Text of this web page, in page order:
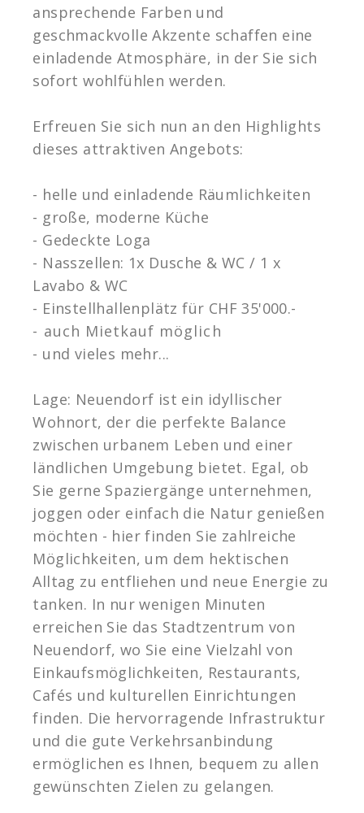
ansprechende Farben und
geschmackvolle Akzente schaffen eine
einladende Atmosphäre, in der Sie sich
sofort wohlfühlen werden.
Erfreuen Sie sich nun an den Highlights
dieses attraktiven Angebots:
- helle und einladende Räumlichkeiten
- große, moderne Küche
- Gedeckte Loga
- Nasszellen: 1x Dusche & WC / 1 x
Lavabo & WC
- Einstellhallenplätz für CHF 35'000.-
- auch Mietkauf möglich
- und vieles mehr...
Lage: Neuendorf ist ein idyllischer
Wohnort, der die perfekte Balance
zwischen urbanem Leben und einer
ländlichen Umgebung bietet. Egal, ob
Sie gerne Spaziergänge unternehmen,
joggen oder einfach die Natur genießen
möchten - hier finden Sie zahlreiche
Möglichkeiten, um dem hektischen
Alltag zu entfliehen und neue Energie zu
tanken. In nur wenigen Minuten
erreichen Sie das Stadtzentrum von
Neuendorf, wo Sie eine Vielzahl von
Einkaufsmöglichkeiten, Restaurants,
Cafés und kulturellen Einrichtungen
finden. Die hervorragende Infrastruktur
und die gute Verkehrsanbindung
ermöglichen es Ihnen, bequem zu allen
gewünschten Zielen zu gelangen.